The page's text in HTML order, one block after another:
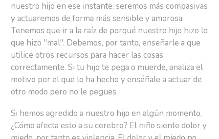
nuestro hijo en ese instante, seremos más compasivas
y actuaremos de forma más sensible y amorosa.
Tenemos que ir a la raíz de porqué nuestro hijo hizo lo
que hizo "mal". Debemos, por tanto, enseñarle a que
utilice otros recursos para hacer las cosas
correctamente. Si tu hijo te pega o muerde, analiza el
motivo por el que lo ha hecho y enséñale a actuar de
otro modo pero no le pegues.
Si hemos agredido a nuestro hijo en algún momento,
¿Cómo afecta esto a su cerebro? El niño siente dolor y